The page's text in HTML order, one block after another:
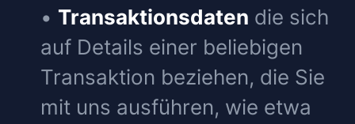
• Transaktionsdaten die sich
auf Details einer beliebigen
Transaktion beziehen, die Sie
mit uns ausführen, wie etwa